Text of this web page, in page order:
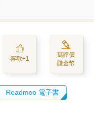
喜歡+1
寫評價
賺金幣
Readmoo 電子書